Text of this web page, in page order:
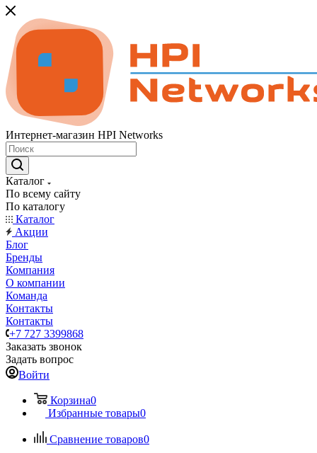
Интернет-магазин HPI Networks
Каталог
По всему сайту
По каталогу
Каталог
Акции
Блог
Бренды
Компания
О компании
Команда
Контакты
Контакты
+7 727 3399868
Заказать звонок
Задать вопрос
Войти
Корзина0
Избранные товары0
Сравнение товаров0